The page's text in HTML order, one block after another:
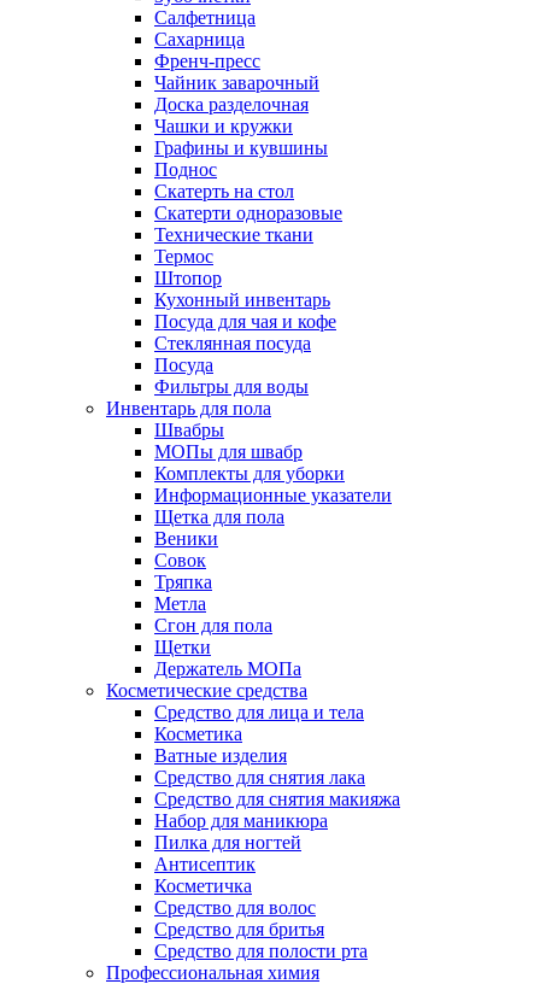
Салфетница
Сахарница
Френч-пресс
Чайник заварочный
Доска разделочная
Чашки и кружки
Графины и кувшины
Поднос
Скатерть на стол
Скатерти одноразовые
Технические ткани
Термос
Штопор
Кухонный инвентарь
Посуда для чая и кофе
Стеклянная посуда
Посуда
Фильтры для воды
Инвентарь для пола
Швабры
МОПы для швабр
Комплекты для уборки
Информационные указатели
Щетка для пола
Веники
Совок
Тряпка
Метла
Сгон для пола
Щетки
Держатель МОПа
Косметические средства
Средство для лица и тела
Косметика
Ватные изделия
Средство для снятия лака
Средство для снятия макияжа
Набор для маникюра
Пилка для ногтей
Антисептик
Косметичка
Средство для волос
Средство для бритья
Средство для полости рта
Профессиональная химия